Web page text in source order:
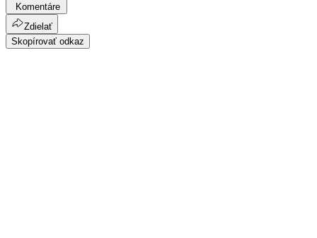
Komentáre
Zdielať
Skopírovať odkaz